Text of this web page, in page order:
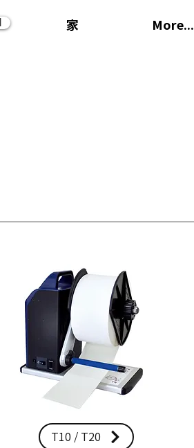
家 More...
T10 / T20